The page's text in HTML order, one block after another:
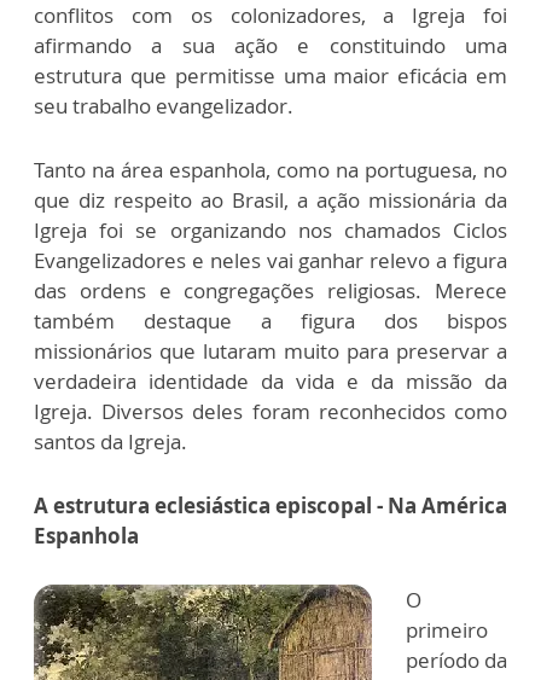
conflitos com os colonizadores, a Igreja foi
afirmando a sua ação e constituindo uma
estrutura que permitisse uma maior eficácia em
seu trabalho evangelizador.
Tanto na área espanhola, como na portuguesa, no
que diz respeito ao Brasil, a ação missionária da
Igreja foi se organizando nos chamados Ciclos
Evangelizadores e neles vai ganhar relevo a figura
das ordens e congregações religiosas. Merece
também destaque a figura dos bispos
missionários que lutaram muito para preservar a
verdadeira identidade da vida e da missão da
Igreja. Diversos deles foram reconhecidos como
santos da Igreja.
A estrutura eclesiástica episcopal - Na América
Espanhola
O
primeiro
período da